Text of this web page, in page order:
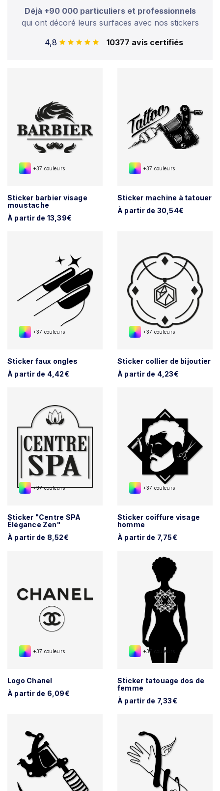
Déjà +90 000 particuliers et professionnels
qui ont décoré leurs surfaces avec nos stickers
4,8
10377 avis certifiés
+37 couleurs
Sticker barbier visage
moustache
À partir de 13,39€
+37 couleurs
Sticker machine à tatouer
À partir de 30,54€
+37 couleurs
Sticker faux ongles
À partir de 4,42€
+37 couleurs
Sticker collier de bijoutier
À partir de 4,23€
+37 couleurs
Sticker "Centre SPA
Élégance Zen"
À partir de 8,52€
+37 couleurs
Sticker coiffure visage
homme
À partir de 7,75€
+37 couleurs
Logo Chanel
À partir de 6,09€
+37 couleurs
Sticker tatouage dos de
femme
À partir de 7,33€